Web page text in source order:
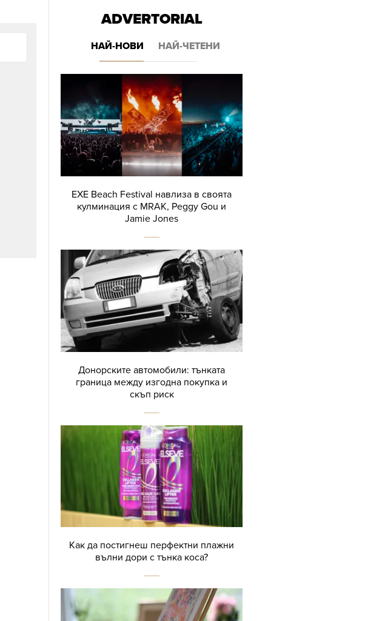
ADVERTORIAL
НАЙ-НОВИ НАЙ-ЧЕТЕНИ
EXE Beach Festival навлиза в своята
кулминация с MRAK, Peggy Gou и
Jamie Jones
Донорските автомобили: тънката
граница между изгодна покупка и
скъп риск
Как да постигнеш перфектни плажни
вълни дори с тънка коса?